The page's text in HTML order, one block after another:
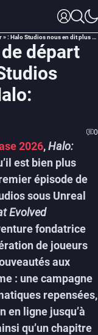
« C’est aussi un point de départ pour l’avenir » : Halo Studios nous en dit plus sur Halo: Campaign Evolved
départ
0
2026,Halo:
est bien plus
épisode de
sous Unreal
Evolved
fondatrice
de joueurs
aux
: une campagne
repensées,
en ligne jusqu’à
qu’un chapitre